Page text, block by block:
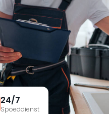
24/7
Spoeddienst